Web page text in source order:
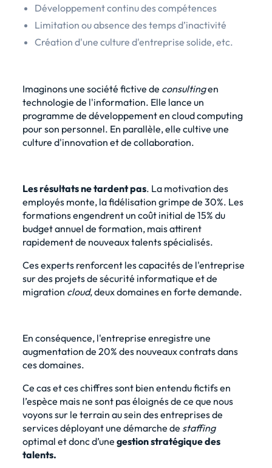
Développement continu des compétences
Limitation ou absence des temps d’inactivité
Création d'une culture d'entreprise solide, etc.
Imaginons une société fictive de consultingen
technologie de l'information. Elle lance un
programme de développement en cloud computing
pour son personnel. En parallèle, elle cultive une
culture d'innovation et de collaboration.
Les résultats ne tardent pas. La motivation des
employés monte, la fidélisation grimpe de 30%. Les
formations engendrent un coût initial de 15% du
budget annuel de formation, mais attirent
rapidement de nouveaux talents spécialisés.
Ces experts renforcent les capacités de l'entreprise
sur des projets de sécurité informatique et de
migration cloud, deux domaines en forte demande.
En conséquence, l'entreprise enregistre une
augmentation de 20% des nouveaux contrats dans
ces domaines.
Ce cas et ces chiffres sont bien entendu fictifs en
l’espèce mais ne sont pas éloignés de ce que nous
voyons sur le terrain au sein des entreprises de
services déployant une démarche de staffing
optimal et donc d’une gestion stratégique des
talents.